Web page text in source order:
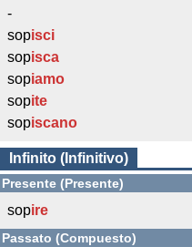
-
sopisci
sopisca
sopiamo
sopite
sopiscano
Infinito (Infinitivo)
Presente (Presente)
sopire
Passato (Compuesto)